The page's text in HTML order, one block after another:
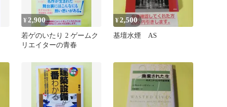
¥ 2,900
若ゲのいたり 2 ゲームク
リエイターの青春
¥2,500
基壇水煙 AS